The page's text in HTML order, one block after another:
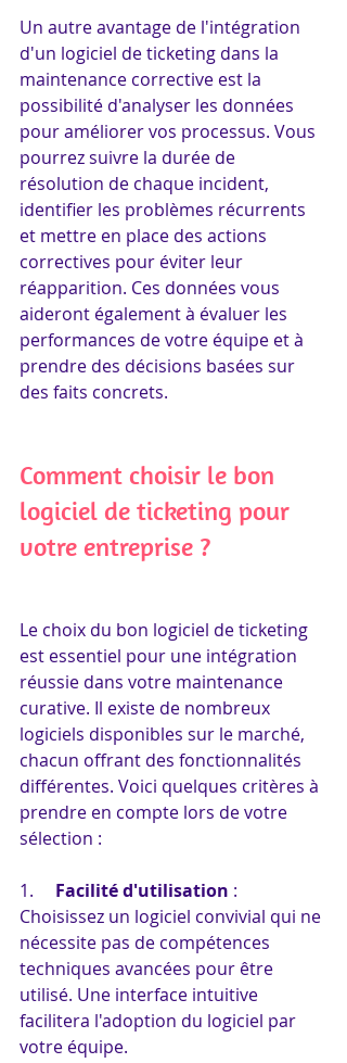
Un autre avantage de l'intégration
d'un logiciel de ticketing dans la
maintenance corrective est la
possibilité d'analyser les données
pour améliorer vos processus. Vous
pourrez suivre la durée de
résolution de chaque incident,
identifier les problèmes récurrents
et mettre en place des actions
correctives pour éviter leur
réapparition. Ces données vous
aideront également à évaluer les
performances de votre équipe et à
prendre des décisions basées sur
des faits concrets.
Comment choisir le bon
logiciel de ticketing pour
votre entreprise ?
Le choix du bon logiciel de ticketing
est essentiel pour une intégration
réussie dans votre maintenance
curative. Il existe de nombreux
logiciels disponibles sur le marché,
chacun offrant des fonctionnalités
différentes. Voici quelques critères à
prendre en compte lors de votre
sélection :
1. Facilité d'utilisation :
Choisissez un logiciel convivial qui ne
nécessite pas de compétences
techniques avancées pour être
utilisé. Une interface intuitive
facilitera l'adoption du logiciel par
votre équipe.